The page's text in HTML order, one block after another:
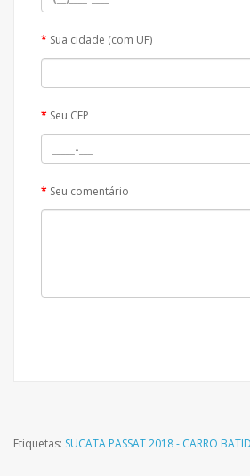
Sua cidade (com UF)
Seu CEP
Seu comentário
Etiquetas: SUCATA PASSAT 2018 - CARRO